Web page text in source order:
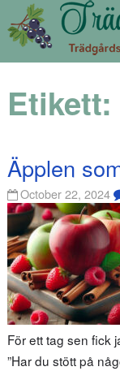
Etikett:
Äpplen
October 22, 2024
För ett tag sen fick
”Har du stött på